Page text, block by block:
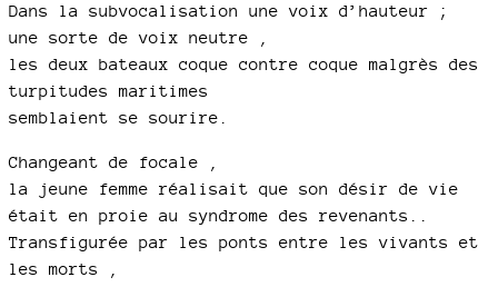
Dans la subvocalisation une voix d’hauteur ;
une sorte de voix neutre ,
les deux bateaux coque contre coque malgrès des
turpitudes maritimes
semblaient se sourire.
Changeant de focale ,
la jeune femme réalisait que son désir de vie
était en proie au syndrome des revenants..
Transfigurée par les ponts entre les vivants et
les morts ,